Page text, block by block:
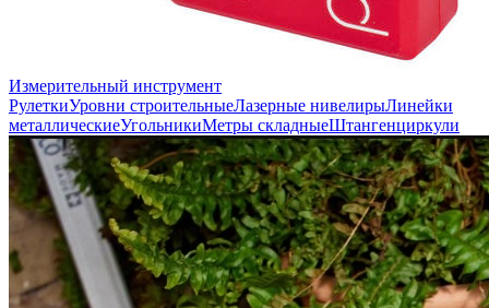
Измерительный инструмент
РулеткиУровни строительныеЛазерные нивелирыЛинейки
металлическиеУгольникиМетры складныеШтангенциркули